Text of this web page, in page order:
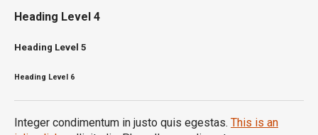
Heading Level 4
Heading Level 5
Heading Level 6
Integer condimentum in justo quis egestas. This is an